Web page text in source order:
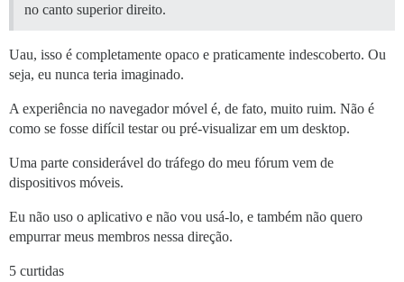
no canto superior direito.
Uau, isso é completamente opaco e praticamente indescoberto. Ou
seja, eu nunca teria imaginado.
A experiência no navegador móvel é, de fato, muito ruim. Não é
como se fosse difícil testar ou pré-visualizar em um desktop.
Uma parte considerável do tráfego do meu fórum vem de
dispositivos móveis.
Eu não uso o aplicativo e não vou usá-lo, e também não quero
empurrar meus membros nessa direção.
5 curtidas